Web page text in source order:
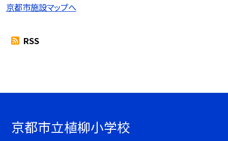
京都市施設マップへ
RSS
京都市立植柳小学校